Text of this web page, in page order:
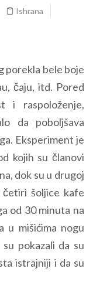
Ishrana
porekla bele boje
čaju, itd. Pored
i raspoloženje,
da poboljšava
Eksperiment je
kojih su članovi
dok su u drugoj
šoljice kafe
od 30 minuta na
u mišićima nogu
pokazali da su
istrajniji i da su